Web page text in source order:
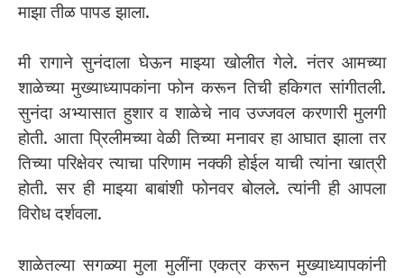
माझा तीळ पापड झाला.
मी रागाने सुनंदाला घेऊन माझ्या खोलीत गेले. नंतर आमच्या
शाळेच्या मुख्याध्यापकांना फोन करून तिची हकिगत सांगीतली.
सुनंदा अभ्यासात हुशार व शाळेचे नाव उज्जवल करणारी मुलगी
होती. आता प्रिलीमच्या वेळी तिच्या मनावर हा आघात झाला तर
तिच्या परिक्षेवर त्याचा परिणाम नक्की होईल याची त्यांना खात्री
होती. सर ही माझ्या बाबांशी फोनवर बोलले. त्यांनी ही आपला
विरोध दर्शवला.
शाळेतल्या सगळ्या मुला मुलींना एकत्र करून मुख्याध्यापकांनी